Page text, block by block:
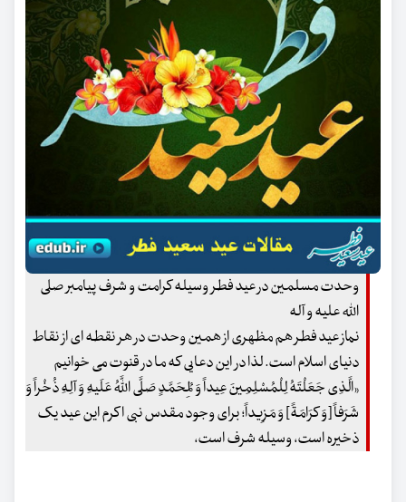
وحدت مسلمین در عید فطر وسیله کرامت و شرف پیامبر صلی
الله علیه و آله
نماز عید فطر هم مظهری از همین وحدت در هر نقطه ای از نقاط
دنیای اسلام است. لذا در این دعایی که ما در قنوت می خوانیم
«الَّذِی جَعَلْتَهُ لِلْمُسْلِمِینَ عِیداً وَ لِمُحَمَّدٍ صَلَّی اللَّهُ عَلَیهِ وَ آلِهِ ذُخْراً وَ
شَرَفاً [وَ کرَامَةً] وَ مَزِیداً؛ برای وجود مقدس نبی اکرم این عید یک
ذخیره است، وسیله شرف است،